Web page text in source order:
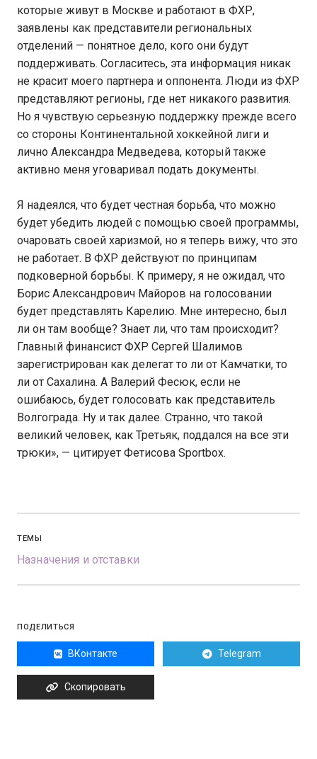
которые живут в Москве и работают в ФХР,
заявлены как представители региональных
отделений — понятное дело, кого они будут
поддерживать. Согласитесь, эта информация никак
не красит моего партнера и оппонента. Люди из ФХР
представляют регионы, где нет никакого развития.
Но я чувствую серьезную поддержку прежде всего
со стороны Континентальной хоккейной лиги и
лично Александра Медведева, который также
активно меня уговаривал подать документы.
Я надеялся, что будет честная борьба, что можно
будет убедить людей с помощью своей программы,
очаровать своей харизмой, но я теперь вижу, что это
не работает. В ФХР действуют по принципам
подковерной борьбы. К примеру, я не ожидал, что
Борис Александрович Майоров на голосовании
будет представлять Карелию. Мне интересно, был
ли он там вообще? Знает ли, что там происходит?
Главный финансист ФХР Сергей Шалимов
зарегистрирован как делегат то ли от Камчатки, то
ли от Сахалина. А Валерий Фесюк, если не
ошибаюсь, будет голосовать как представитель
Волгограда. Ну и так далее. Странно, что такой
великий человек, как Третьяк, поддался на все эти
трюки», — цитирует Фетисова Sportbox.
ТЕМЫ
Назначения и отставки
ПОДЕЛИТЬСЯ
ВКонтакте Telegram
Скопировать